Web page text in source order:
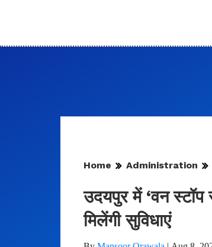
Home Administration
उदयपुर में ‘वन
मिलेंगी सुविधाएं